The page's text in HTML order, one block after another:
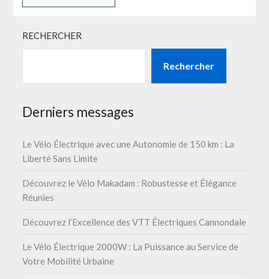
RECHERCHER
Rechercher
Derniers messages
Le Vélo Électrique avec une Autonomie de 150 km : La
Liberté Sans Limite
Découvrez le Vélo Makadam : Robustesse et Élégance
Réunies
Découvrez l’Excellence des VTT Électriques Cannondale
Le Vélo Électrique 2000W : La Puissance au Service de
Votre Mobilité Urbaine